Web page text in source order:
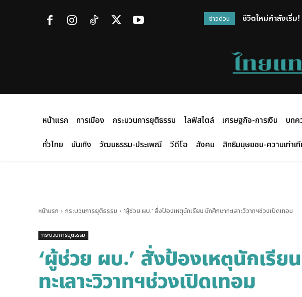
ข่าวด่วน
ชีวิตใหม่กำลังเริ่ม
โฆษก ตร.เผย ปืน
หน้าแรก การเมือง กระบวนการยุติธรรม ไลฟ์สไตล์ เศรษฐกิจ-การเงิน บทค
ทั่วไทย
บันเทิง วัฒนธรรม-ประเพณี วีดีโอ สังคม สิทธิมนุษยชน-ความเท่าเ
หน้าแรก กระบวนการยุติธรรม 'ผู้ช่วย ผบ.' สั่งป้องเหตุนักเรียน นักศึกษาทะเลาะวิวาทฯช่วงเปิดเทอม
กระบวนการยุติธรรม
‘ผู้ช่วย ผบ.’ สั่งป้องเหตุนักเรีย
ทะเลาะวิวาทฯช่วงเปิดเทอม